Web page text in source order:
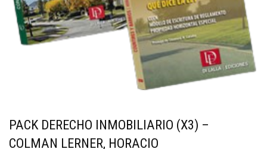
PACK DERECHO INMOBILIARIO (X3) –
COLMAN LERNER, HORACIO